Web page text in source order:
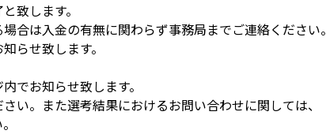
致します。
合は入金の有無に関わらず事務局までご連絡ください。
らせ致します。
でお知らせ致します。
い。また選考結果におけるお問い合わせに関しては、